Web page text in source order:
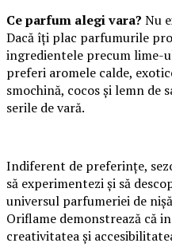
Ce parfum alegi vara? Nu
Dacă îți plac parfumurile
ingredientele precum lime-
preferi aromele calde,
smochină, cocos și lemn
serile de vară.
Indiferent de preferințe,
să experimentezi și să
universul parfumeriei de
Oriflame demonstrează că
creativitatea și